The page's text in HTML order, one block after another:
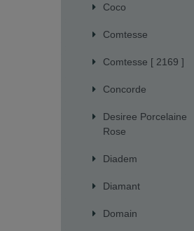
Coco
Comtesse
Comtesse [ 2169 ]
Concorde
Desiree Porcelaine
Rose
Diadem
Diamant
Domain